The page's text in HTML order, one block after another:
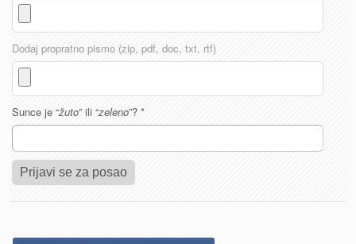
Dodaj propratno pismo (zip, pdf, doc, txt, rtf)
Sunce je “žuto” ili “zeleno”?*